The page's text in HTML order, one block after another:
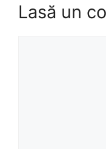
Lasă un